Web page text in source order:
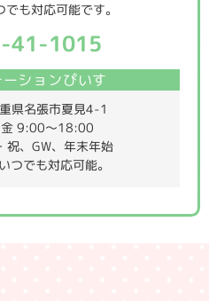
も対応可能です。
41-1015
ションぴいす
県名張市夏見4-1
金 9:00～18:00
祝、GW、年末年始
でも対応可能。